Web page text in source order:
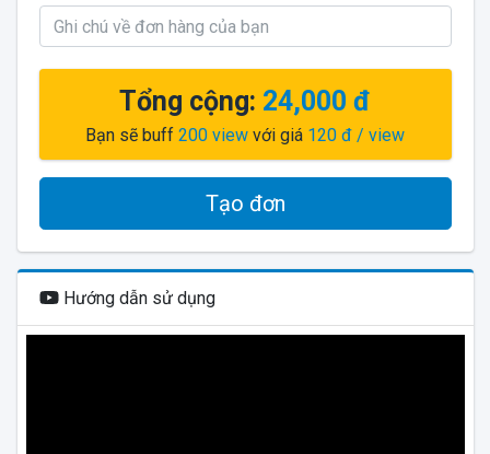
Tổng cộng: 24,000 đ
Bạn sẽ buff 200 view với giá 120 đ / view
Tạo đơn
Hướng dẫn sử dụng